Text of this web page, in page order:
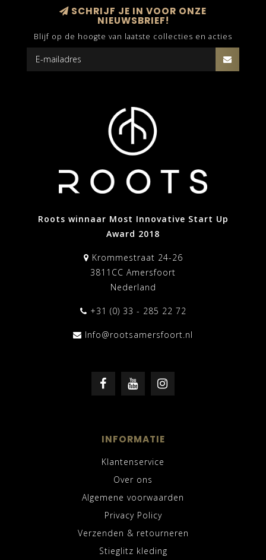
SCHRIJF JE IN VOOR ONZE
NIEUWSBRIEF!
Blijf op de hoogte van laatste collecties en acties
Roots winnaar Most Innovative Start Up
Award 2018
Krommestraat 24-26
3811CC Amersfoort
Nederland
+31 (0) 33 - 285 22 72
Info@rootsamersfoort.nl
INFORMATIE
Klantenservice
Over ons
Algemene voorwaarden
Privacy Policy
Verzenden & retourneren
Stieglitz kleding